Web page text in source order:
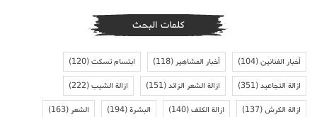
كلمات البحث
أخبار الفنانين(104) أخبار المشاهير(118) ابتسام تسكت(120)
ازالة التجاعيد(351) ازالة الشعر الزائد(151) ازالة الشيب(222)
ازالة الكرش(137) ازالة الكلف(140) البشرة(194) الشعر(163)